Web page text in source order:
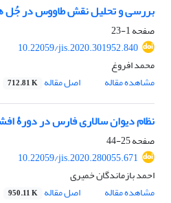
بررسی و تحلیل نقش طاووس در جُل
صفحه1-23
10.22059/jis.2020.301952.840
محمد افروغ
مشاهده مقاله
اصل مقاله 712.81 K
نظام دیوان سالاری فارس در دورۀ
صفحه25-44
10.22059/jis.2020.280055.671
احمد بازماندگان خمیری
مشاهده مقاله
اصل مقاله 950.11 K